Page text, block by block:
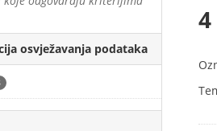
osvježavanja podataka
4